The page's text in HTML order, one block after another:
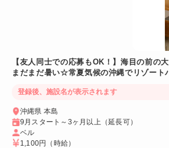
【友人同士での応募もOK！】海目の前の
まだまだ暑い☆常夏気候の沖縄でリゾート
登録後、施設名が表示されます
沖縄県 本島
9月スタート～3ヶ月以上（延長可）
ベル
1,100円 （時給）